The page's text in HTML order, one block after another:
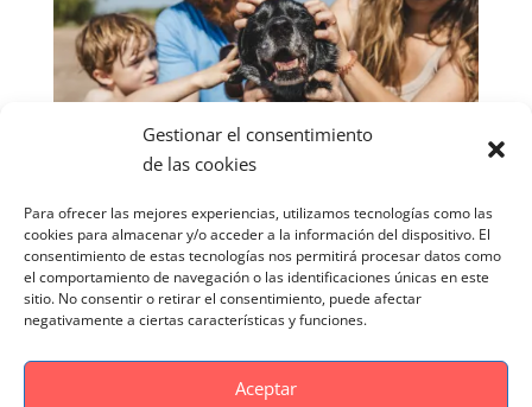
Gestionar el consentimiento
de las cookies
Para ofrecer las mejores experiencias, utilizamos tecnologías como las
cookies para almacenar y/o acceder a la información del dispositivo. El
consentimiento de estas tecnologías nos permitirá procesar datos como
el comportamiento de navegación o las identificaciones únicas en este
sitio. No consentir o retirar el consentimiento, puede afectar
negativamente a ciertas características y funciones.
Aceptar